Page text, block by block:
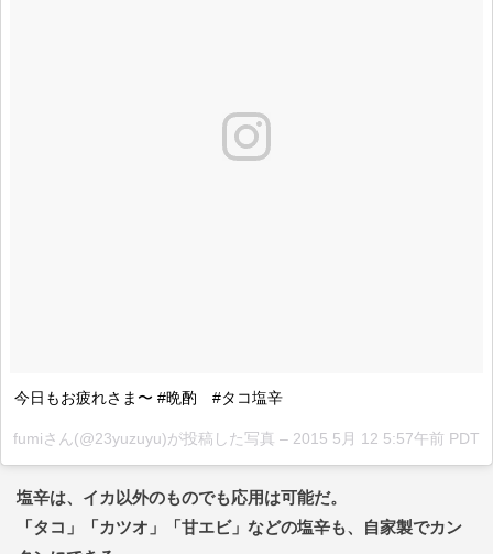
今日もお疲れさま〜 #晩酌 #タコ塩辛
fumiさん(@23yuzuyu)が投稿した写真 – 2015 5月 12 5:57午前 PDT
塩辛は、イカ以外のものでも応用は可能だ。
「タコ」「カツオ」「甘エビ」などの塩辛も、自家製でカン